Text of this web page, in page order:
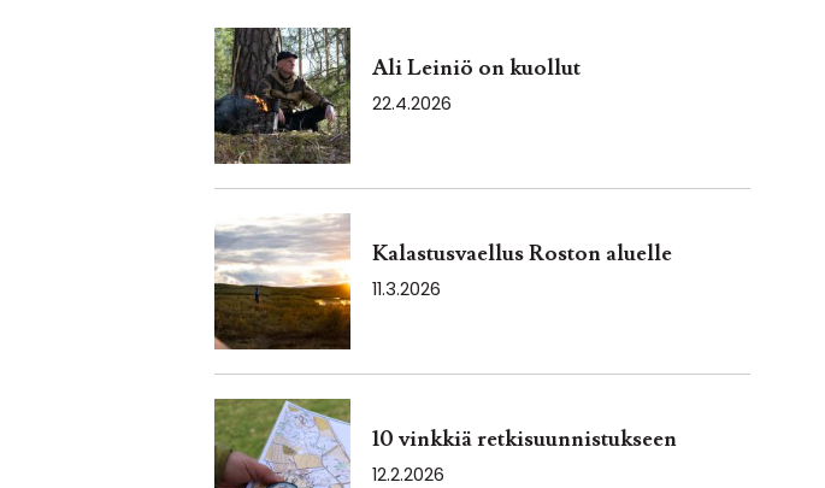
Ali Leiniö on kuollut
22.4.2026
Kalastusvaellus Roston aluelle
11.3.2026
10 vinkkiä retkisuunnistukseen
12.2.2026